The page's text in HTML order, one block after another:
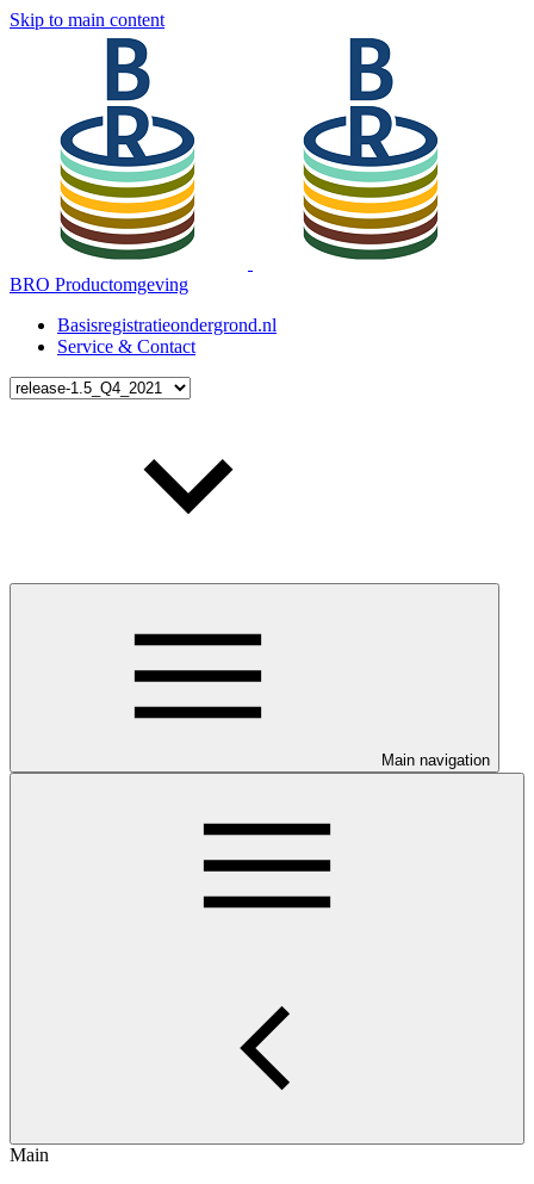
Skip to main content
BRO Productomgeving
Basisregistratieondergrond.nl
Service & Contact
Main navigation
Main